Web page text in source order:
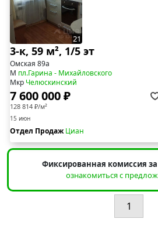
21
3-к, 59 м², 1/5 эт
Омская 89а
М пл.Гарина - Михайловского
Мкр Челюскинский
7 600 000 ₽
128 814 ₽/м²
15 июн
Отдел ПродажЦиан
Фиксированная комиссия
ознакомиться с
1